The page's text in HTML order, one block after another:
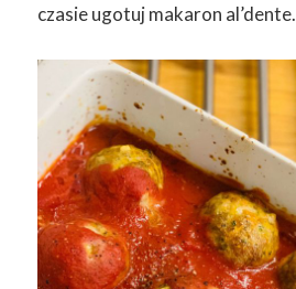
czasie ugotuj makaron al’dente.